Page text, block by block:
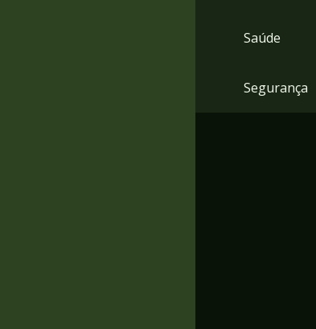
Saúde
Segurança